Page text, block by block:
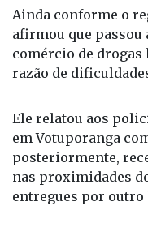
Ainda conforme o
afirmou que passou
comércio de drogas
razão de
Ele relatou aos
em Votuporanga
posteriormente,
nas proximidades
entregues por outro